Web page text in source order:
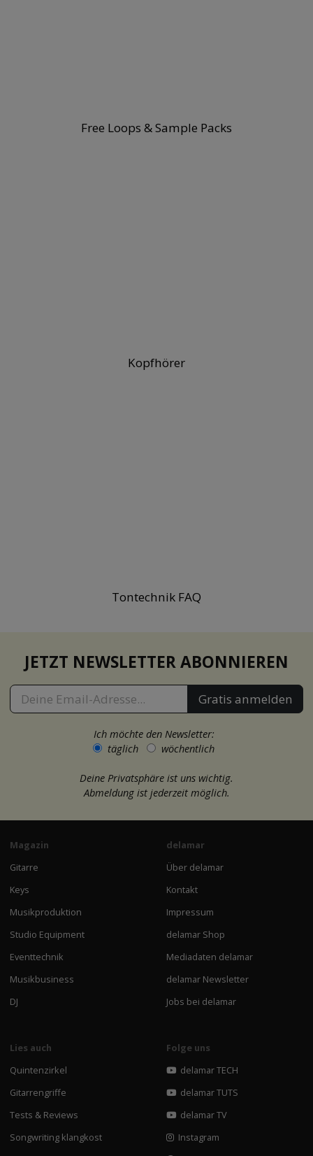
Free Loops & Sample Packs
Kopfhörer
Tontechnik FAQ
JETZT NEWSLETTER ABONNIEREN
Gratis anmelden
Ich möchte den Newsletter:
täglich
wöchentlich
Deine Privatsphäre ist uns wichtig.
Abmeldung ist jederzeit möglich.
Magazin
Gitarre
Keys
Musikproduktion
Studio Equipment
Eventtechnik
Musikbusiness
DJ
delamar
Über delamar
Kontakt
Impressum
delamar Shop
Mediadaten delamar
delamar Newsletter
Jobs bei delamar
Lies auch
Quintenzirkel
Gitarrengriffe
Tests & Reviews
Songwriting klangkost
Folge uns
delamar TECH
delamar TUTS
delamar TV
Instagram